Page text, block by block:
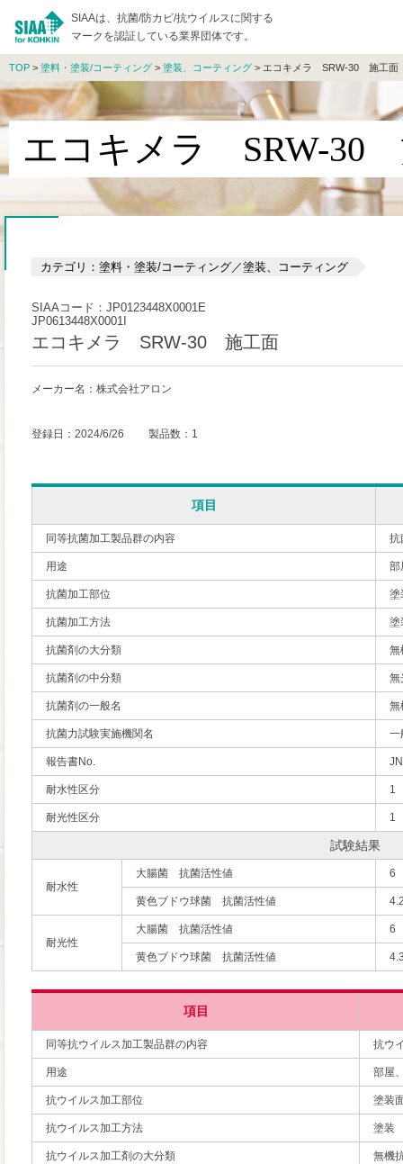
SIAAは、抗菌/防カビ/抗ウイルスに関する
マークを認証している業界団体です。
TOP > 塗料・塗装/コーティング > 塗装、コーティング > エコキメラ SRW-30 施工面
エコキメラ SRW-30
カテゴリ：塗料・塗装/コーティング／塗装、コーティング
SIAAコード：JP0123448X0001E
JP0613448X0001I
エコキメラ SRW-30 施工面
メーカー名：株式会社アロン
登録日：2024/6/26 製品数：1
項目
同等抗菌加工製品群の内容 抗
用途 部
抗菌加工部位 塗
抗菌加工方法 塗
抗菌剤の大分類 無
抗菌剤の中分類 無
抗菌剤の一般名 無
抗菌力試験実施機関名 一
報告書No.
耐水性区分 1
耐光性区分 1
試験結果
耐水性
大腸菌 抗菌活性値 6
黄色ブドウ球菌 抗菌活性値
耐光性
大腸菌 抗菌活性値 6
黄色ブドウ球菌 抗菌活性値
項目
同等抗ウイルス加工製品群の内容 抗ウ
用途 部屋
抗ウイルス加工部位 塗装
抗ウイルス加工方法 塗装
抗ウイルス加工剤の大分類 無機